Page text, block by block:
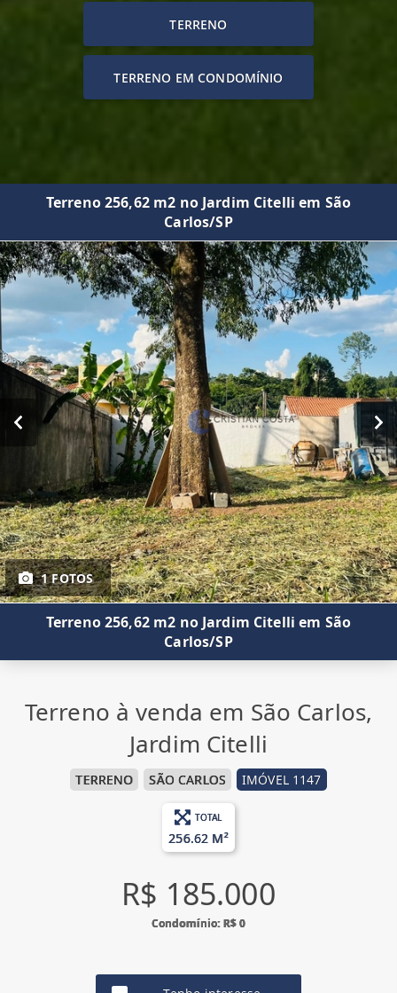
TERRENO
TERRENO EM CONDOMÍNIO
Terreno 256,62 m2 no Jardim Citelli em São
Carlos/SP
1 FOTOS
Terreno 256,62 m2 no Jardim Citelli em São
Carlos/SP
Terreno à venda em São Carlos,
Jardim Citelli
TERRENO SÃO CARLOS IMÓVEL 1147
TOTAL
256.62 M²
R$ 185.000
Condomínio: R$ 0